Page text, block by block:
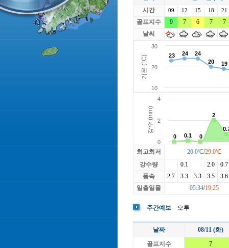
로제비앙
루트52
마에스트로
마이다스
베뉴지
베르힐영종
블랙스톤GC이천
빅토리아
시간
09 12 15 18 21
골프지수 9 7 6 7
7
날씨
최고최저 20.0℃/29.0℃
강수량
0.1 2.0
0.7
풍속
2.7 3.3 3.3 3.5
3.6
일출일몰
05:34/19:25
주간예보 오투
날짜
08/11 (화)
골프지수
7